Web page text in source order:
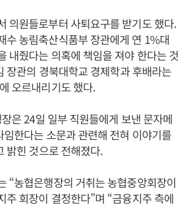
의원들로부터 사퇴요구를 받기도 했다.
수 농림축산식품부 장관에게 연 1%대
내줬다는 의혹에 책임을 져야 한다는 것
장관의 경북대학교 경제학과 후배라는
오르내리기도 했다.
은 24일 일부 직원들에게 보낸 문자메
임한다는 소문과 관련해 전혀 이야기를
밝힌 것으로 전해졌다.
“농협은행장의 거취는 농협중앙회장이
주 회장이 결정한다”며 “금융지주 측에